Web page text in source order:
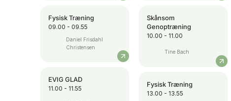
Fysisk Træning
09.00 - 09.55
Daniel Frisdahl
Christensen
EVIG GLAD
11.00 - 11.55
Skånsom
Genoptræning
10.00 - 11.00
Tine Bach
Fysisk Træning
13.00 - 13.55